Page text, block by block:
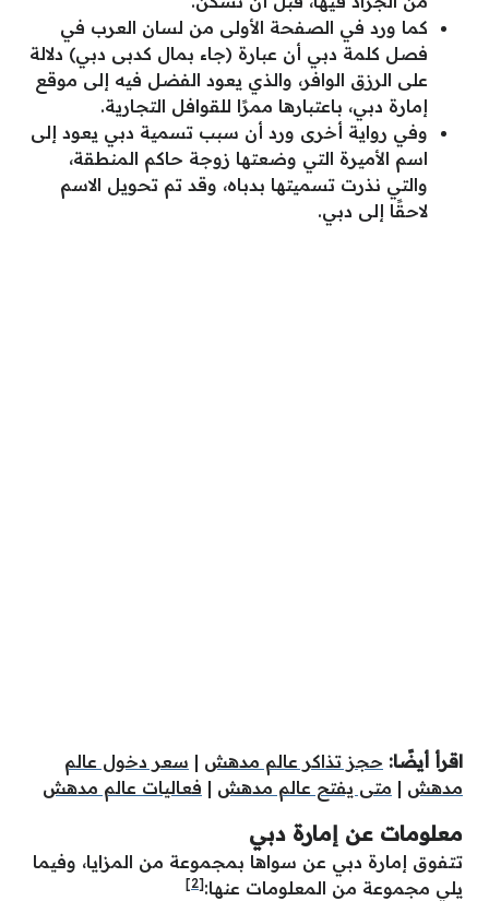
كما ورد في الصفحة الأولى من لسان العرب في
فصل كلمة دبي أن عبارة (جاء بمال كدبى دبي) دلالة
على الرزق الوافر، والذي يعود الفضل فيه إلى موقع
إمارة دبي، باعتبارها ممرًا للقوافل التجارية.
وفي رواية أخرى ورد أن سبب تسمية دبي يعود إلى
اسم الأميرة التي وضعتها زوجة حاكم المنطقة،
والتي نذرت تسميتها بدباه، وقد تم تحويل الاسم
لاحقًا إلى دبي.
اقرأ أيضًا: حجز تذاكر عالم مدهش | سعر دخول عالم
مدهش | متى يفتح عالم مدهش | فعاليات عالم مدهش
معلومات عن إمارة دبي
تتفوق إمارة دبي عن سواها بمجموعة من المزايا، وفيما
يلي مجموعة من المعلومات عنها:[2]